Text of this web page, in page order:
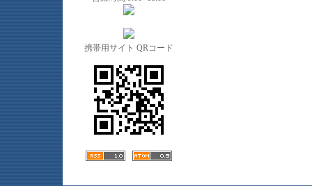
携帯用サイト QRコード